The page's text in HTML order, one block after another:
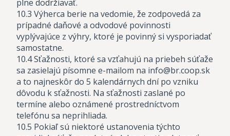
plne dodržiavať.
10.3 Výherca berie na vedomie, že zodpovedá za
prípadné daňové a odvodové povinnosti
vyplývajúce z výhry, ktoré je povinný si vysporiadať
samostatne.
10.4 Sťažnosti, ktoré sa vzťahujú na priebeh súťaže
sa zasielajú písomne e-mailom na info@br.coop.sk
a to najneskôr do 5 kalendárnych dní po vzniku
dôvodu k sťažnosti. Na sťažnosti zaslané po
termíne alebo oznámené prostredníctvom
telefónu sa neprihliada.
10.5 Pokiaľ sú niektoré ustanovenia týchto